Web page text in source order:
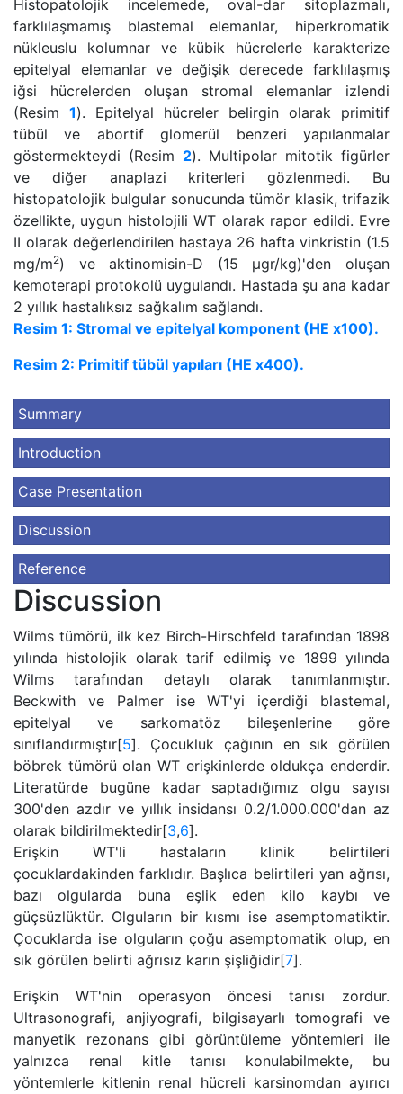
Histopatolojik incelemede, oval-dar sitoplazmalı,
farklılaşmamış blastemal elemanlar, hiperkromatik
nükleuslu kolumnar ve kübik hücrelerle karakterize
epitelyal elemanlar ve değişik derecede farklılaşmış
iğsi hücrelerden oluşan stromal elemanlar izlendi
(Resim 1). Epitelyal hücreler belirgin olarak primitif
tübül ve abortif glomerül benzeri yapılanmalar
göstermekteydi (Resim 2). Multipolar mitotik figürler
ve diğer anaplazi kriterleri gözlenmedi. Bu
histopatolojik bulgular sonucunda tümör klasik, trifazik
özellikte, uygun histolojili WT olarak rapor edildi. Evre
II olarak değerlendirilen hastaya 26 hafta vinkristin (1.5
mg/m2) ve aktinomisin-D (15 µgr/kg)'den oluşan
kemoterapi protokolü uygulandı. Hastada şu ana kadar
2 yıllık hastalıksız sağkalım sağlandı.
Resim 1: Stromal ve epitelyal komponent (HE x100).
Resim 2: Primitif tübül yapıları (HE x400).
Summary
Introduction
Case Presentation
Discussion
Reference
Discussion
Wilms tümörü, ilk kez Birch-Hirschfeld tarafından 1898
yılında histolojik olarak tarif edilmiş ve 1899 yılında
Wilms tarafından detaylı olarak tanımlanmıştır.
Beckwith ve Palmer ise WT'yi içerdiği blastemal,
epitelyal ve sarkomatöz bileşenlerine göre
sınıflandırmıştır[5]. Çocukluk çağının en sık görülen
böbrek tümörü olan WT erişkinlerde oldukça enderdir.
Literatürde bugüne kadar saptadığımız olgu sayısı
300'den azdır ve yıllık insidansı 0.2/1.000.000'dan az
olarak bildirilmektedir[3,6].
Erişkin WT'li hastaların klinik belirtileri
çocuklardakinden farklıdır. Başlıca belirtileri yan ağrısı,
bazı olgularda buna eşlik eden kilo kaybı ve
güçsüzlüktür. Olguların bir kısmı ise asemptomatiktir.
Çocuklarda ise olguların çoğu asemptomatik olup, en
sık görülen belirti ağrısız karın şişliğidir[7].
Erişkin WT'nin operasyon öncesi tanısı zordur.
Ultrasonografi, anjiyografi, bilgisayarlı tomografi ve
manyetik rezonans gibi görüntüleme yöntemleri ile
yalnızca renal kitle tanısı konulabilmekte, bu
yöntemlerle kitlenin renal hücreli karsinomdan ayırıcı